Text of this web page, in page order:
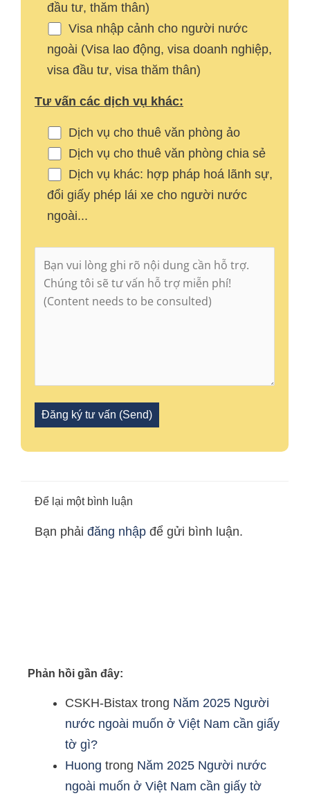
đầu tư, thăm thân)
Visa nhập cảnh cho người nước
ngoài (Visa lao động, visa doanh nghiệp,
visa đầu tư, visa thăm thân)
Tư vấn các dịch vụ khác:
Dịch vụ cho thuê văn phòng ảo
Dịch vụ cho thuê văn phòng chia sẻ
Dịch vụ khác: hợp pháp hoá lãnh sự,
đổi giấy phép lái xe cho người nước
ngoài...
Để lại một bình luận
Bạn phải đăng nhập để gửi bình luận.
Phản hồi gần đây:
CSKH-Bistax trong Năm 2025 Người
nước ngoài muốn ở Việt Nam cần giấy
tờ gì?
Huong trong Năm 2025 Người nước
ngoài muốn ở Việt Nam cần giấy tờ